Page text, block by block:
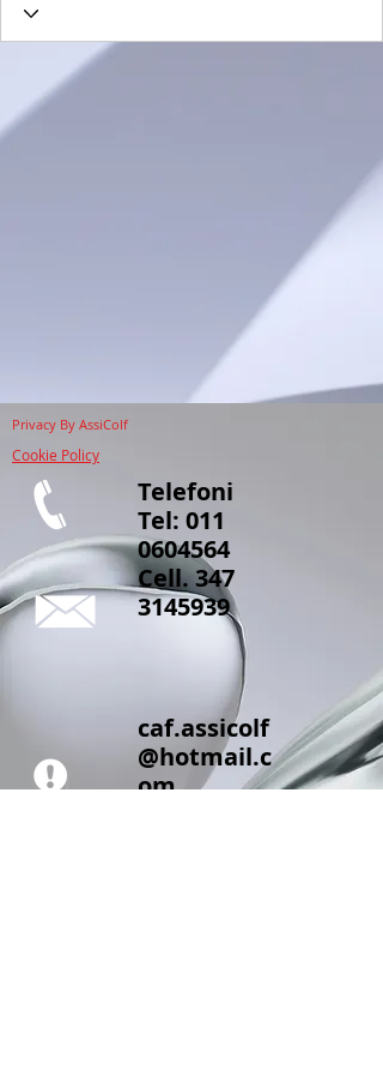
Privacy By AssiColf
Cookie Policy
Telefoni
Tel: 011
0604564
Cell.347
3145939
caf.assicolf
@hotmail.c
om